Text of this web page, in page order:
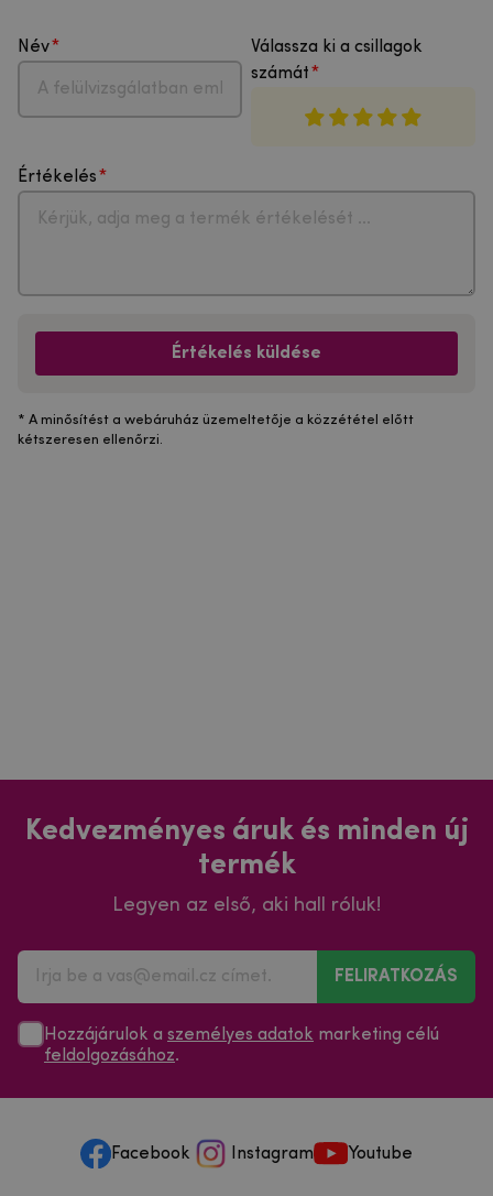
Név
Válassza ki a csillagok
számát
Értékelés
Értékelés küldése
* A minősítést a webáruház üzemeltetője a közzététel előtt
kétszeresen ellenőrzi.
Kedvezményes áruk és minden új
termék
Legyen az első, aki hall róluk!
FELIRATKOZÁS
Hozzájárulok a személyes adatok marketing célú
feldolgozásához.
Facebook Instagram Youtube